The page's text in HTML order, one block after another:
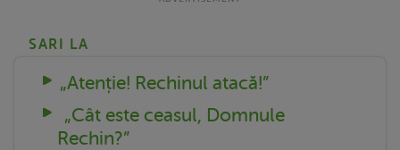
SARI LA
„Atenție! Rechinul atacă!”
„Cât este ceasul, Domnule
Rechin?”